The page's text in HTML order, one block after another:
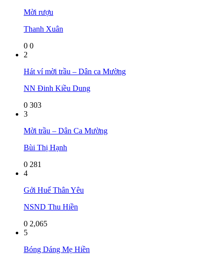
Mời rượu
Thanh Xuân
0 0
2
Hát ví mời trầu – Dân ca Mường
NN Đinh Kiều Dung
0 303
3
Mời trầu – Dân Ca Mường
Bùi Thị Hạnh
0 281
4
Gởi Huế Thân Yêu
NSND Thu Hiền
0 2,065
5
Bóng Dáng Mẹ Hiền